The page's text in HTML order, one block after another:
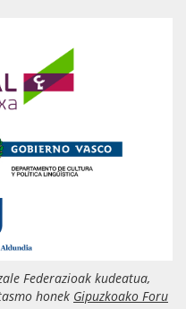
Federazioak kudeatua,
honek Gipuzkoako Foru